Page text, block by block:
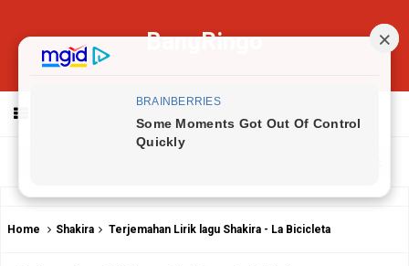
BangRingo
Home Shakira Terjemahan Lirik lagu Shakira - La Bicicleta